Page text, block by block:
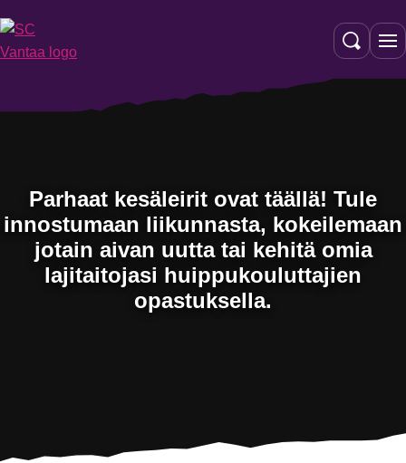
sisältöön
Parhaat kesäleirit ovat täällä! Tule
innostumaan liikunnasta, kokeilemaan
jotain aivan uutta tai kehitä omia
lajitaitojasi huippukouluttajien
opastuksella.